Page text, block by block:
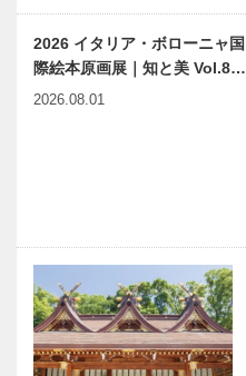
2026 イタリア・ボローニャ国
際絵本原画展｜知と美 Vol.8…
2026.08.01